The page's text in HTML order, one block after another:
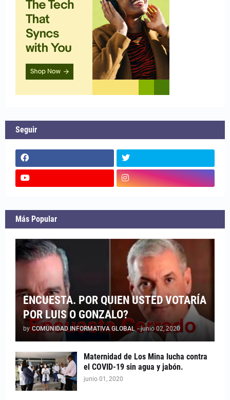
Seguir
Más Popular
ENCUESTA. POR QUIEN USTED VOTARÍA
POR LUIS O GONZALO?
by COMUNIDAD INFORMATIVA GLOBAL - junio 02, 2020
Maternidad de Los Mina lucha contra
el COVID-19 sin agua y jabón.
junio 01, 2020